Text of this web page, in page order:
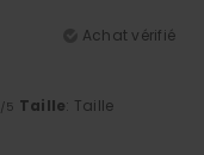
Achat vérifié
/5 Taille: Taille